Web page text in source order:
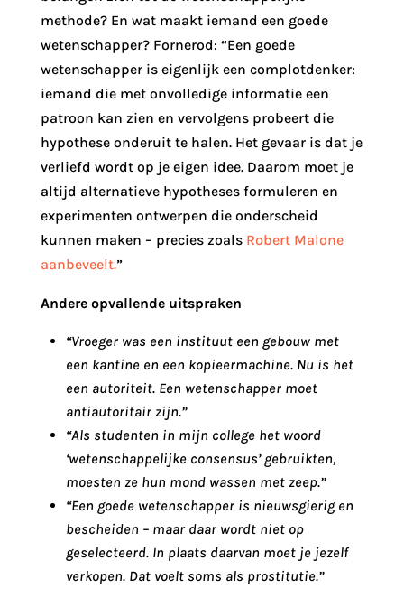
methode? En wat maakt iemand een goede
wetenschapper? Fornerod: “Een goede
wetenschapper is eigenlijk een complotdenker:
iemand die met onvolledige informatie een
patroon kan zien en vervolgens probeert die
hypothese onderuit te halen. Het gevaar is dat je
verliefd wordt op je eigen idee. Daarom moet je
altijd alternatieve hypotheses formuleren en
experimenten ontwerpen die onderscheid
kunnen maken – precies zoals Robert Malone
aanbeveelt.”
Andere opvallende uitspraken
“Vroeger was een instituut een gebouw met
een kantine en een kopieermachine. Nu is het
een autoriteit. Een wetenschapper moet
antiautoritair zijn.”
“Als studenten in mijn college het woord
‘wetenschappelijke consensus’ gebruikten,
moesten ze hun mond wassen met zeep.”
“Een goede wetenschapper is nieuwsgierig en
bescheiden – maar daar wordt niet op
geselecteerd. In plaats daarvan moet je jezelf
verkopen. Dat voelt soms als prostitutie.”